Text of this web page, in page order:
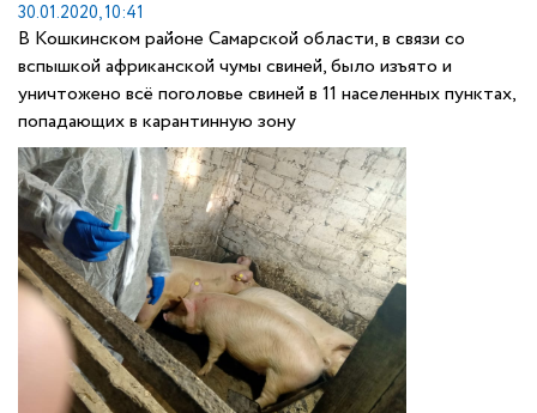
30.01.2020, 10:41
В Кошкинском районе Самарской области, в связи со
вспышкой африканской чумы свиней, было изъято и
уничтожено всё поголовье свиней в 11 населенных пунктах,
попадающих в карантинную зону